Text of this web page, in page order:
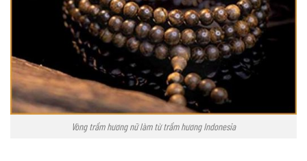
Vòng trầm hương nữ làm từ trầm hương Indonesia